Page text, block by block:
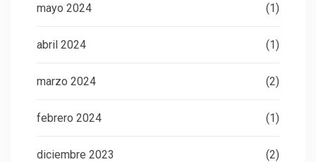
mayo 2024 (1)
abril 2024 (1)
marzo 2024 (2)
febrero 2024 (1)
diciembre 2023 (2)